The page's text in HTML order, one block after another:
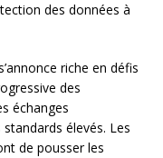
des données à
riche en défis
des
échanges
élevés. Les
de pousser les